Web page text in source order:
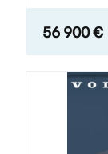
56 900 €